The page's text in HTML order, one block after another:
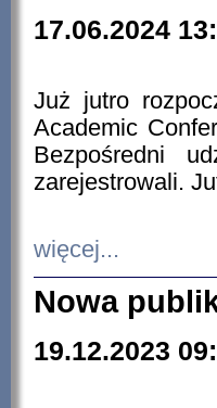
17.06.2024
Już jutro
Academic
Bezpośredni
zarejestrowali.
więcej...
Nowa
19.12.2023